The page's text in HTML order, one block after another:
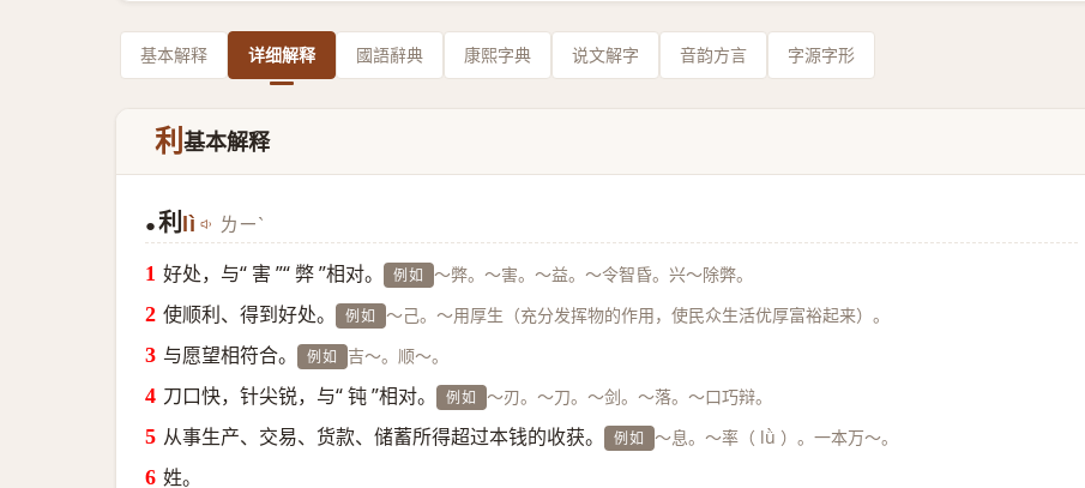
基本解释 详细解释 國語辭典 康熙字典 说文解字 音韵方言 字源字形
利 基本解释
● 利 lì ㄌㄧˋ
好处，与“ 害 ”“ 弊 ”相对。 例如 ～弊。～害。～益。～令智昏。兴～除弊。
使顺利、得到好处。 例如 ～己。～用厚生（充分发挥物的作用，使民众生活优厚富裕起来）。
与愿望相符合。 例如 吉～。顺～。
刀口快，针尖锐，与“ 钝 ”相对。 例如 ～刃。～刀。～剑。～落。～口巧辩。
从事生产、交易、货款、储蓄所得超过本钱的收获。 例如 ～息。～率（ lǜ ）。一本万～。
姓。